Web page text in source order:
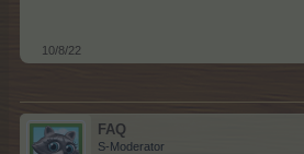
10/8/22
FAQ
S-Moderator